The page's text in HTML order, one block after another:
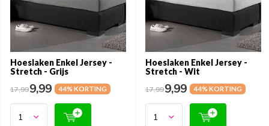
Hoeslaken Enkel Jersey -
Stretch - Grijs
17,999,99 44% KORTING
Hoeslaken Enkel Jersey -
Stretch - Wit
17,999,99 44% KORTING